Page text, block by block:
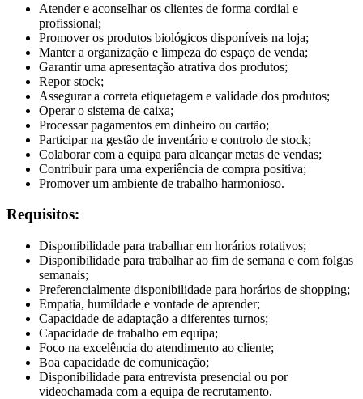
Atender e aconselhar os clientes de forma cordial e
profissional;
Promover os produtos biológicos disponíveis na loja;
Manter a organização e limpeza do espaço de venda;
Garantir uma apresentação atrativa dos produtos;
Repor stock;
Assegurar a correta etiquetagem e validade dos produtos;
Operar o sistema de caixa;
Processar pagamentos em dinheiro ou cartão;
Participar na gestão de inventário e controlo de stock;
Colaborar com a equipa para alcançar metas de vendas;
Contribuir para uma experiência de compra positiva;
Promover um ambiente de trabalho harmonioso.
Requisitos:
Disponibilidade para trabalhar em horários rotativos;
Disponibilidade para trabalhar ao fim de semana e com folgas
semanais;
Preferencialmente disponibilidade para horários de shopping;
Empatia, humildade e vontade de aprender;
Capacidade de adaptação a diferentes turnos;
Capacidade de trabalho em equipa;
Foco na excelência do atendimento ao cliente;
Boa capacidade de comunicação;
Disponibilidade para entrevista presencial ou por
videochamada com a equipa de recrutamento.